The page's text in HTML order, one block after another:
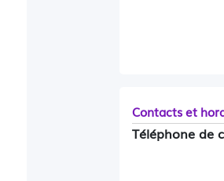
Contacts et
Téléphone de